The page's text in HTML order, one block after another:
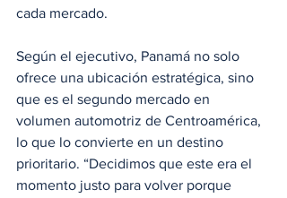
cada mercado.
Según el ejecutivo, Panamá no solo
ofrece una ubicación estratégica, sino
que es el segundo mercado en
volumen automotriz de Centroamérica,
lo que lo convierte en un destino
prioritario. “Decidimos que este era el
momento justo para volver porque